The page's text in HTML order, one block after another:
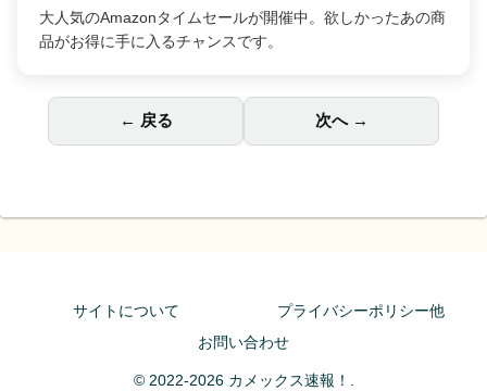
大人気のAmazonタイムセールが開催中。欲しかったあの商
品がお得に手に入るチャンスです。
← 戻る 次へ →
サイトについて
プライバシーポリシー他
お問い合わせ
© 2022-2026 カメックス速報！.